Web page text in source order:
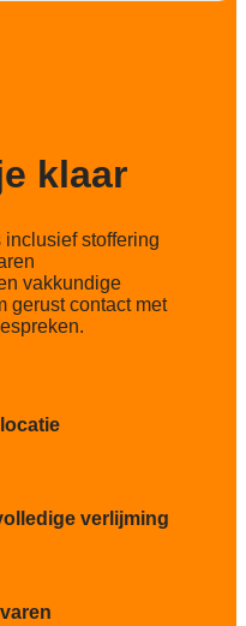
B02klaar
stoffering
vakkundige
gerust contact met
verlijming